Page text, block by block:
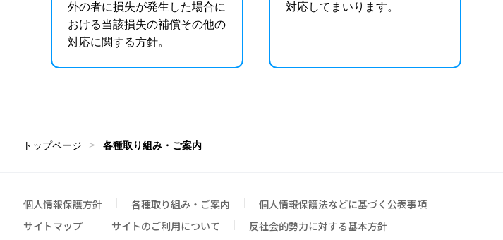
外の者に損失が発生した場合に
おける当該損失の補償その他の
対応に関する方針。
対応してまいります。
トップページ 各種取り組み・ご案内
個人情報保護方針 各種取り組み・ご案内
個人情報保護法などに基づく公表事項
サイトマップ
サイトのご利用について 反社会的勢力に対する基本方針